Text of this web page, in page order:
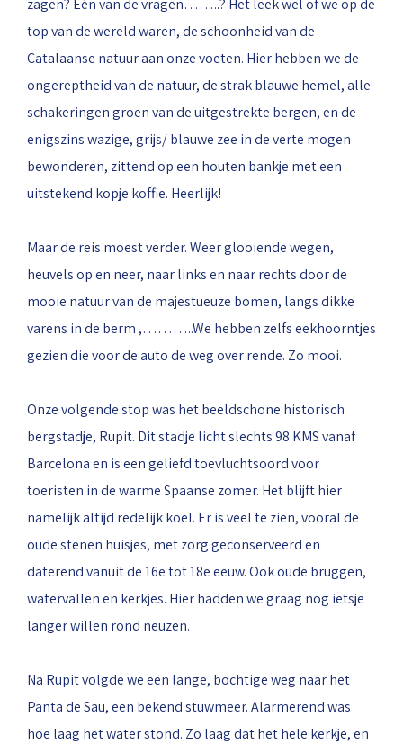
zagen? Één van de vragen……..? Het leek wel of we op de
top van de wereld waren, de schoonheid van de
Catalaanse natuur aan onze voeten. Hier hebben we de
ongereptheid van de natuur, de strak blauwe hemel, alle
schakeringen groen van de uitgestrekte bergen, en de
enigszins wazige, grijs/ blauwe zee in de verte mogen
bewonderen, zittend op een houten bankje met een
uitstekend kopje koffie. Heerlijk!
Maar de reis moest verder. Weer glooiende wegen,
heuvels op en neer, naar links en naar rechts door de
mooie natuur van de majestueuze bomen, langs dikke
varens in de berm ,………..We hebben zelfs eekhoorntjes
gezien die voor de auto de weg over rende. Zo mooi.
Onze volgende stop was het beeldschone historisch
bergstadje, Rupit. Dit stadje licht slechts 98 KMS vanaf
Barcelona en is een geliefd toevluchtsoord voor
toeristen in de warme Spaanse zomer. Het blijft hier
namelijk altijd redelijk koel. Er is veel te zien, vooral de
oude stenen huisjes, met zorg geconserveerd en
daterend vanuit de 16e tot 18e eeuw. Ook oude bruggen,
watervallen en kerkjes. Hier hadden we graag nog ietsje
langer willen rond neuzen.
Na Rupit volgde we een lange, bochtige weg naar het
Panta de Sau, een bekend stuwmeer. Alarmerend was
hoe laag het water stond. Zo laag dat het hele kerkje, en